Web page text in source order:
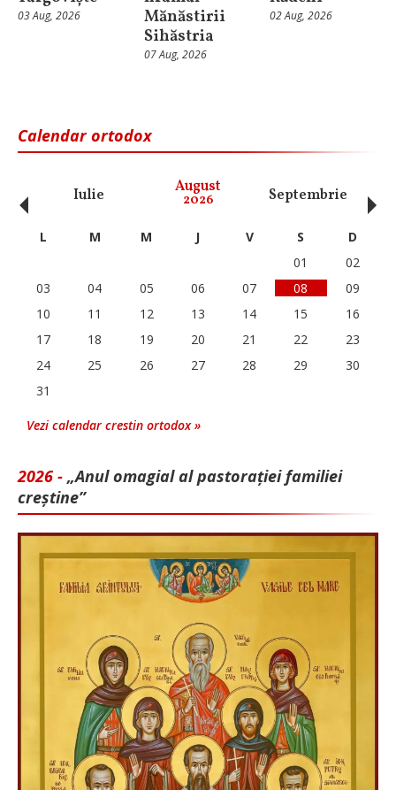
03 Aug, 2026
Mănăstirii
Sihăstria
07 Aug, 2026
02 Aug, 2026
Calendar ortodox
Iulie August
2026 Septembrie
‹ L M M J V S
D
01
02
03
04 05 06 07 08
09
10
11 12 13 14 15
16
17
18 19 20 21 22
23
24
25 26 27 28 29
30
31
Vezi calendar crestin ortodox »
2026 - „Anul omagial al pastorației familiei
creștine”